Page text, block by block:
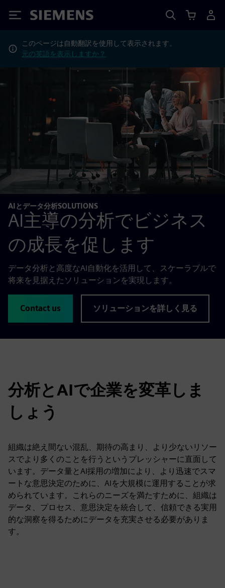
Siemens
このページは自動翻訳を使用して表示されます。
元の英語を表示しますか？
AIとデータ分析SOLUTIONS
AI主導の分析でビジネス
の成長を促します
データ分析と高度なAI自動化を活用して、スケーラブルで
将来を見据えたソリューションを実現します。
Contact us ソリューションを詳しく見る
分析とAIで企業を変革しま
しょう
組織は絶え間ない混乱、期待の高まり、より少ないリソー
スでより多くのことを行うというプレッシャーに直面して
います。データ量とAI採用の増加により、より迅速でスマ
ートな意思決定のために、AIを大規模に運用することが求
められています。これらのニーズを満たすために、組織は
データ、プロセス、意思決定を統合して、信頼できる実用
的な洞察を得るためにデータを充実させる必要がありま
す。